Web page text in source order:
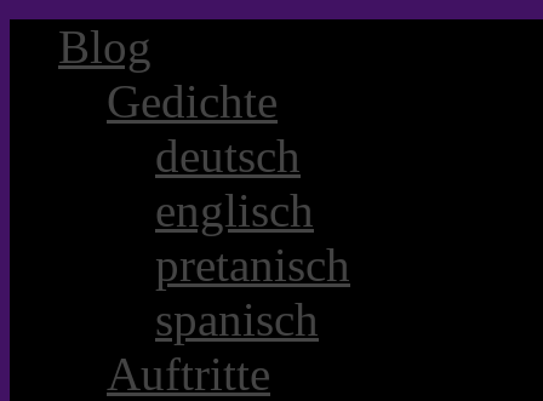
Blog
Gedichte
deutsch
englisch
pretanisch
spanisch
Auftritte